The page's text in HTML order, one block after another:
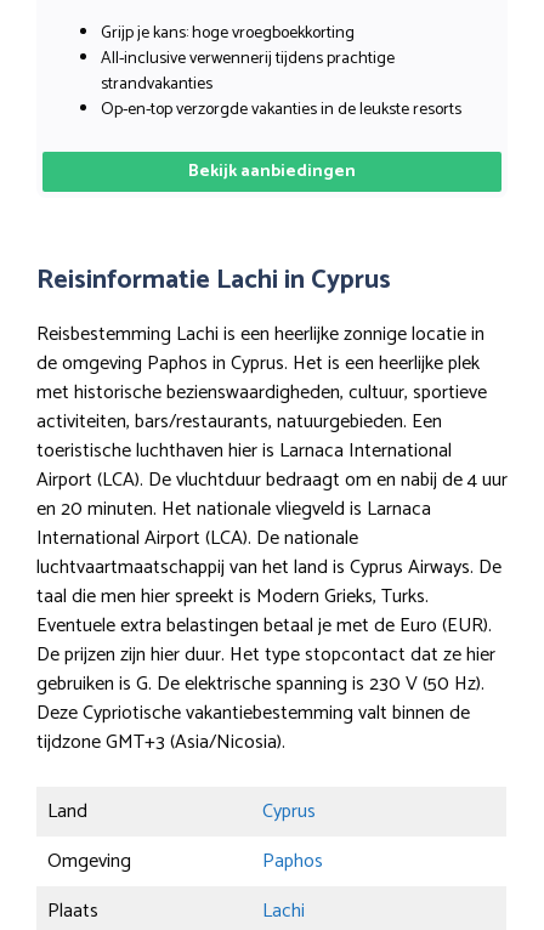
Grijp je kans: hoge vroegboekkorting
All-inclusive verwennerij tijdens prachtige
strandvakanties
Op-en-top verzorgde vakanties in de leukste resorts
Bekijk aanbiedingen
Reisinformatie Lachi in Cyprus
Reisbestemming Lachi is een heerlijke zonnige locatie in
de omgeving Paphos in Cyprus. Het is een heerlijke plek
met historische bezienswaardigheden, cultuur, sportieve
activiteiten, bars/restaurants, natuurgebieden. Een
toeristische luchthaven hier is Larnaca International
Airport (LCA). De vluchtduur bedraagt om en nabij de 4 uur
en 20 minuten. Het nationale vliegveld is Larnaca
International Airport (LCA). De nationale
luchtvaartmaatschappij van het land is Cyprus Airways. De
taal die men hier spreekt is Modern Grieks, Turks.
Eventuele extra belastingen betaal je met de Euro (EUR).
De prijzen zijn hier duur. Het type stopcontact dat ze hier
gebruiken is G. De elektrische spanning is 230 V (50 Hz).
Deze Cypriotische vakantiebestemming valt binnen de
tijdzone GMT+3 (Asia/Nicosia).
Land
Cyprus
Omgeving
Paphos
Plaats
Lachi